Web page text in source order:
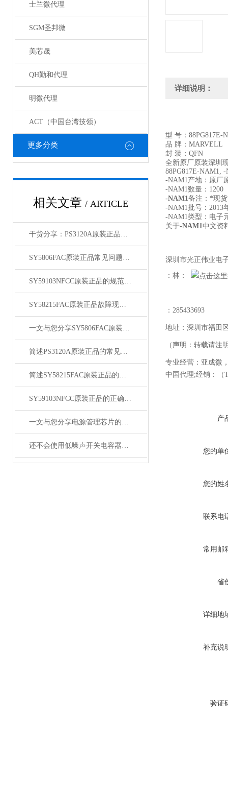
士兰微代理
SGM圣邦微
美芯晟
QH勤和代理
明微代理
ACT（中国台湾技领）
更多分类
相关文章 / ARTICLE
干货分享：PS3120A原装正品使用中的那些常见故障与解决技巧
SY5806FAC原装正品常见问题及对应解决办法大公开
SY59103NFCC原装正品的规范存放管理体系介绍
SY58215FAC原装正品故障现象相应的解决方法介绍
一文与您分享SY5806FAC原装正品的常见问题相应解决方法
简述PS3120A原装正品的常见故障相应解决方法
简述SY58215FAC原装正品的正确安装方法
SY59103NFCC原装正品的正确维护保养方法分享
一文与您分享电源管理芯片的维护保养方法
还不会使用低噪声开关电容器？进来看
详细说明：
型 号： 88PG817E-
品 牌： MARVELL
封 装： QFN
全新原厂原装深圳
88PG817E-NAM1,
-NAM1产地：原厂
-NAM1数量： 1200
-NAM1备注：*现货
-NAM1批号： 2013
-NAM1类型：电子
关于-NAM1中文资
深圳市光正伟业电
：林：
： 285433693
地址：深圳市福田
（声明：转载请注
专业经营：亚成微
中国代理;经销：（
产
您的单
您的姓
联系电
常用邮
省
详细地
补充说
验证